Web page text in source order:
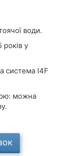
води.
років у
система I4F
можна